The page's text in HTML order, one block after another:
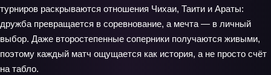
турниров раскрываются отношения Чихаи, Таити и Араты:
дружба превращается в соревнование, а мечта — в личный
выбор. Даже второстепенные соперники получаются живыми,
поэтому каждый матч ощущается как история, а не просто счёт
на табло.